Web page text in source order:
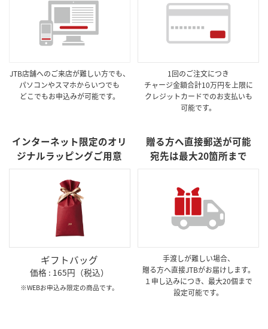
JTB店舗へのご来店が難しい方でも、
パソコンやスマホからいつでも
どこでもお申込みが可能です。
1回のご注文につき
チャージ金額合計10万円を上限に
クレジットカードでのお支払いも
可能です。
インターネット限定のオリ
ジナルラッピングご用意
ギフトバッグ
価格 : 165円（税込）
※WEBお申込み限定の商品です。
贈る方へ直接郵送が可能
宛先は最大20箇所まで
手渡しが難しい場合、
贈る方へ直接JTBがお届けします。
１申し込みにつき、最大20個まで
設定可能です。